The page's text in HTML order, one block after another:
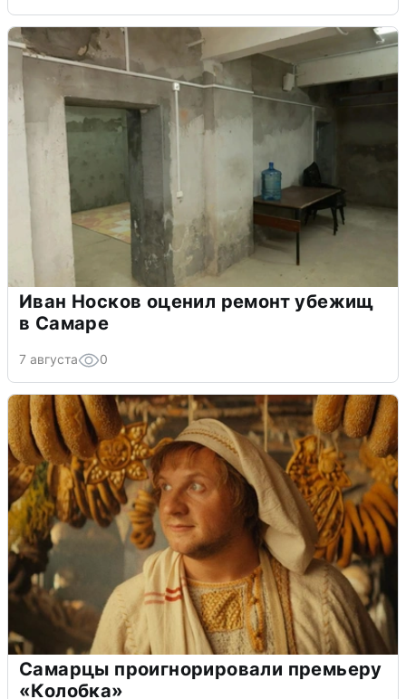
Иван Носков оценил ремонт убежищ
в Самаре
7 августа 0
Самарцы проигнорировали премьеру
«Колобка»